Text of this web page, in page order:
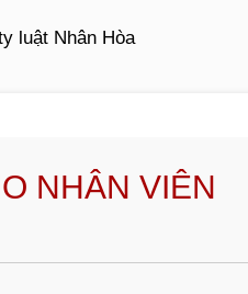
luật Nhân Hòa
NHÂN VIÊN